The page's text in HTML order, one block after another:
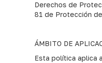
Derechos de
81 de Protección
ÁMBITO DE
Esta política aplica